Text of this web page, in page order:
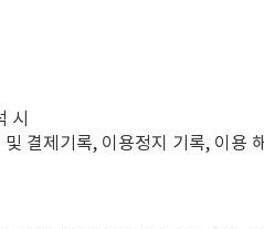
시
결제기록, 이용정지 기록, 이용